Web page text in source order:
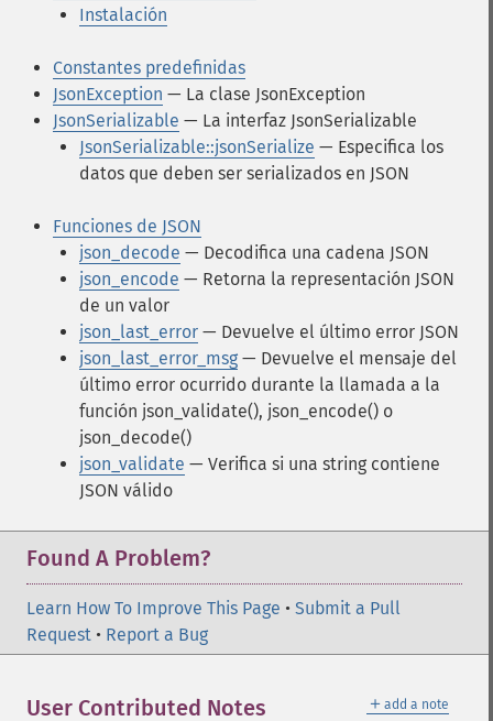
Instalación
Constantes predefinidas
JsonException — La clase JsonException
JsonSerializable — La interfaz JsonSerializable
JsonSerializable::jsonSerialize — Especifica los
datos que deben ser serializados en JSON
Funciones de JSON
json_decode — Decodifica una cadena JSON
json_encode — Retorna la representación JSON
de un valor
json_last_error — Devuelve el último error JSON
json_last_error_msg — Devuelve el mensaje del
último error ocurrido durante la llamada a la
función json_validate(), json_encode() o
json_decode()
json_validate — Verifica si una string contiene
JSON válido
Found A Problem?
Learn How To Improve This Page • Submit a Pull
Request • Report a Bug
＋ add a note
User Contributed Notes